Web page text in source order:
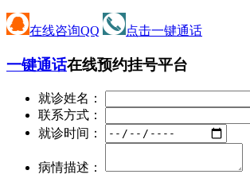
在线咨询QQ 点击一键通话
一键通话在线预约挂号平台
就诊姓名：
联系方式：
就诊时间：
病情描述：